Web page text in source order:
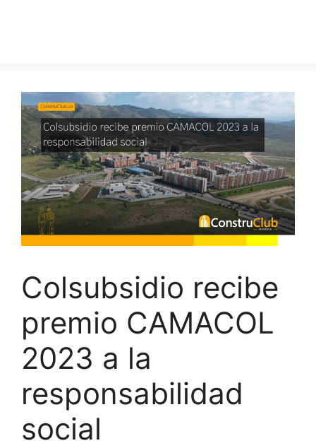
Colsubsidio recibe
premio CAMACOL
2023 a la
responsabilidad
social